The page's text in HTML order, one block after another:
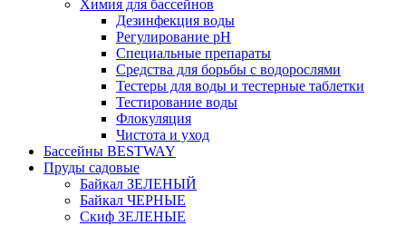
Химия для бассейнов
Дезинфекция воды
Регулирование pH
Специальные препараты
Средства для борьбы с водорослями
Тестеры для воды и тестерные таблетки
Тестирование воды
Флокуляция
Чистота и уход
Бассейны BESTWAY
Пруды садовые
Байкал ЗЕЛЕНЫЙ
Байкал ЧЕРНЫЕ
Скиф ЗЕЛЕНЫЕ